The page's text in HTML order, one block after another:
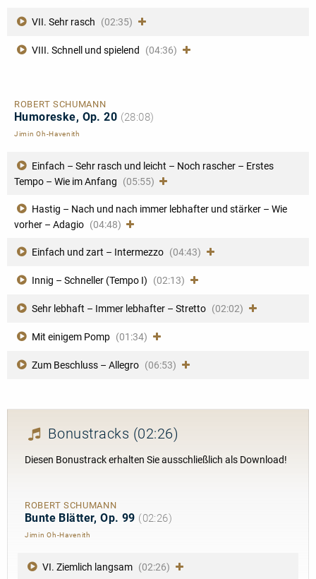
VII. Sehr rasch (02:35)
VIII. Schnell und spielend (04:36)
ROBERT SCHUMANN
Humoreske, Op. 20 (28:08)
Jimin Oh-Havenith
Einfach – Sehr rasch und leicht – Noch rascher – Erstes
Tempo – Wie im Anfang
(05:55)
Hastig – Nach und nach immer lebhafter und stärker – Wie
vorher – Adagio (04:48)
Einfach und zart – Intermezzo (04:43)
Innig – Schneller (Tempo I) (02:13)
Sehr lebhaft – Immer lebhafter – Stretto (02:02)
Mit einigem Pomp (01:34)
Zum Beschluss – Allegro (06:53)
Bonustracks (02:26)
Diesen Bonustrack erhalten Sie ausschließlich als Download!
ROBERT SCHUMANN
Bunte Blätter, Op. 99 (02:26)
Jimin Oh-Havenith
VI. Ziemlich langsam (02:26)